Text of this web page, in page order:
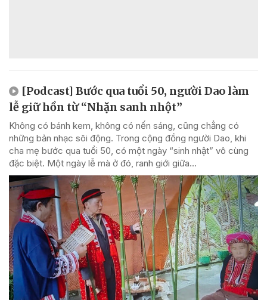
[Podcast] Bước qua tuổi 50, người Dao làm
lễ giữ hồn từ “Nhặn sanh nhột”
Không có bánh kem, không có nến sáng, cũng chẳng có
những bản nhạc sôi động. Trong cộng đồng người Dao, khi
cha mẹ bước qua tuổi 50, có một ngày “sinh nhật” vô cùng
đặc biệt. Một ngày lễ mà ở đó, ranh giới giữa...